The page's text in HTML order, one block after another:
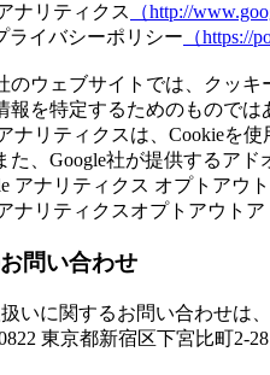
ナリティクス
（http://
ライバシーポリシー （https://
のウェブサイトでは、クッキ
報を特定するためのものでは
ナリティクスは、Cookieを
た、Google社が提供するア
アナリティクス オプトアウ
ナリティクスオプトアウトア
問い合わせ
いに関するお問い合わせは
東京都新宿区下宮比町2-